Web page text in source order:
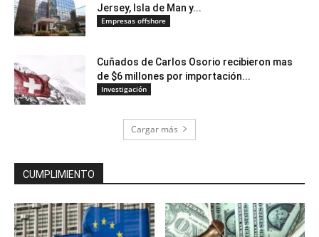
Jersey, Isla de Man y...
Empresas offshore
Cuñados de Carlos Osorio recibieron mas
de $6 millones por importación...
Investigación
Cargar más
CUMPLIMIENTO